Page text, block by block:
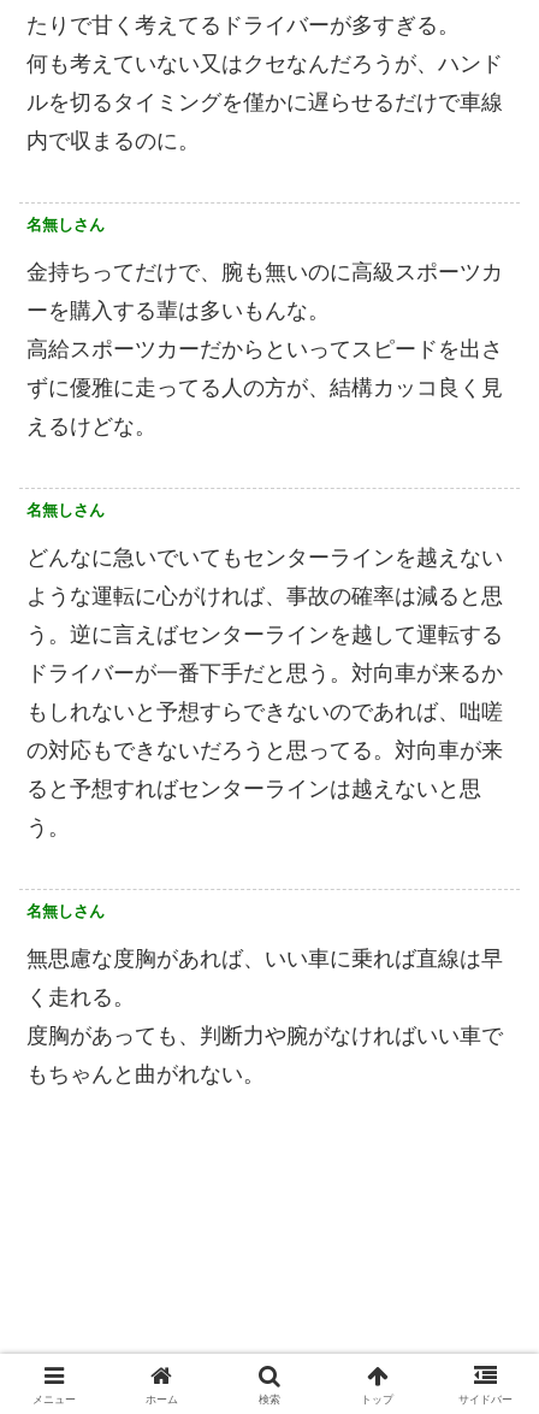
たりで甘く考えてるドライバーが多すぎる。
何も考えていない又はクセなんだろうが、ハンド
ルを切るタイミングを僅かに遅らせるだけで車線
内で収まるのに。
名無しさん
金持ちってだけで、腕も無いのに高級スポーツカ
ーを購入する輩は多いもんな。
高給スポーツカーだからといってスピードを出さ
ずに優雅に走ってる人の方が、結構カッコ良く見
えるけどな。
名無しさん
どんなに急いでいてもセンターラインを越えない
ような運転に心がければ、事故の確率は減ると思
う。逆に言えばセンターラインを越して運転する
ドライバーが一番下手だと思う。対向車が来るか
もしれないと予想すらできないのであれば、咄嗟
の対応もできないだろうと思ってる。対向車が来
ると予想すればセンターラインは越えないと思
う。
名無しさん
無思慮な度胸があれば、いい車に乗れば直線は早
く走れる。
度胸があっても、判断力や腕がなければいい車で
もちゃんと曲がれない。
メニュー ホーム 検索 トップ サイドバー